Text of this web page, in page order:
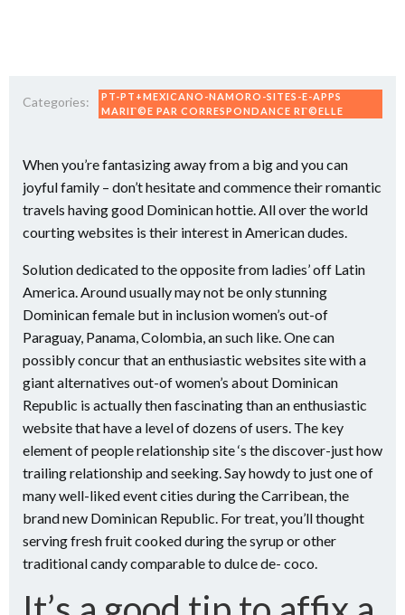
Categories:
PT-PT+MEXICANO-NAMORO-SITES-E-APPS
MARIГ©E PAR CORRESPONDANCE RГ©ELLE
When you’re fantasizing away from a big and you can
joyful family – don’t hesitate and commence their romantic
travels having good Dominican hottie. All over the world
courting websites is their interest in American dudes.
Solution dedicated to the opposite from ladies’ off Latin
America. Around usually may not be only stunning
Dominican female but in inclusion women’s out-of
Paraguay, Panama, Colombia, an such like. One can
possibly concur that an enthusiastic websites site with a
giant alternatives out-of women’s about Dominican
Republic is actually then fascinating than an enthusiastic
website that have a level of dozens of users. The key
element of people relationship site ‘s the discover-just how
trailing relationship and seeking. Say howdy to just one of
many well-liked event cities during the Carribean, the
brand new Dominican Republic. For treat, you’ll thought
serving fresh fruit cooked during the syrup or other
traditional candy comparable to dulce de- coco.